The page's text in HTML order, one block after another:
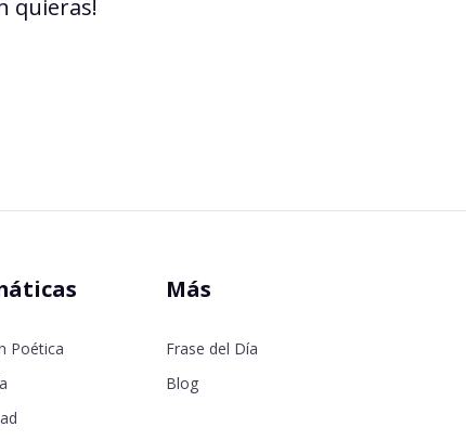
quieras!
Poética
Más
Frase del Día
Blog